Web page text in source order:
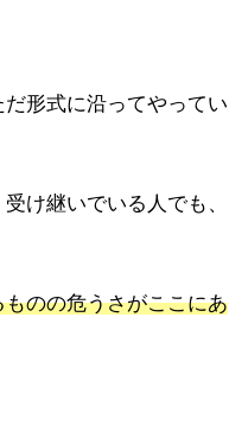
形式に沿ってやってい
け継いでいる人でも、
のの危うさがここにあ